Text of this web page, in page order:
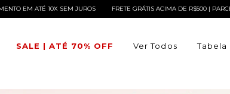
10X SEM JUROS FRETE GRÁTIS ACIMA DE R$500 | PARCELAMENTO
SALE | ATÉ 70% OFF Ver Todos Tabela